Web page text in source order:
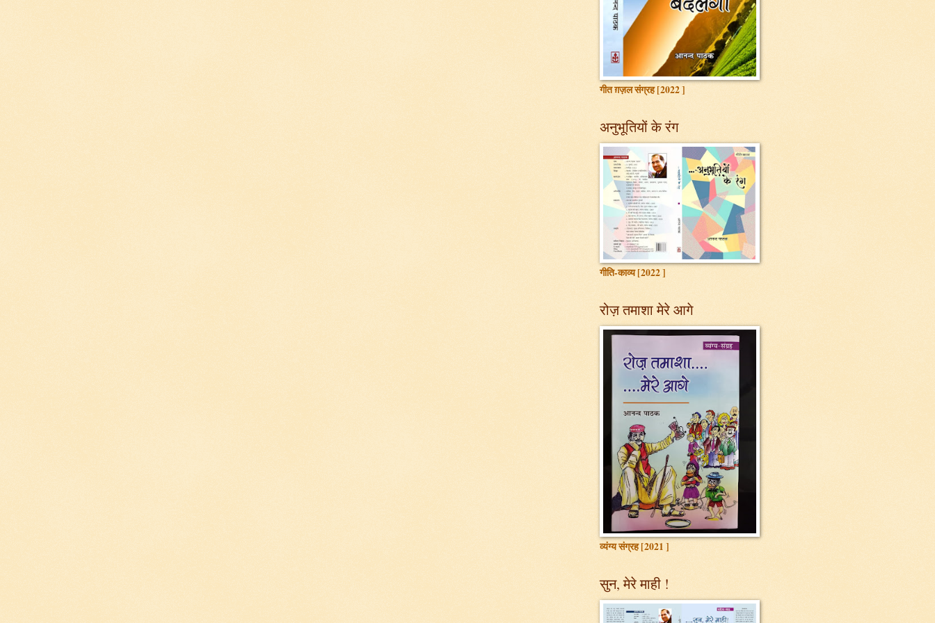
गीत ग़ज़ल संग्रह [2022 ]
अनुभूतियों के रंग
गीति-काव्य [2022 ]
रोज़ तमाशा मेरे आगे
व्यंग्य संग्रह [2021 ]
सुन, मेरे माही !